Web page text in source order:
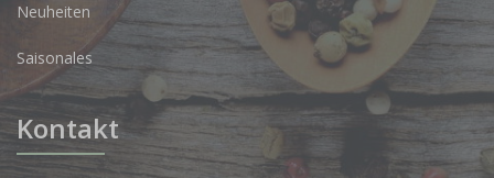
Neuheiten
Saisonales
Kontakt